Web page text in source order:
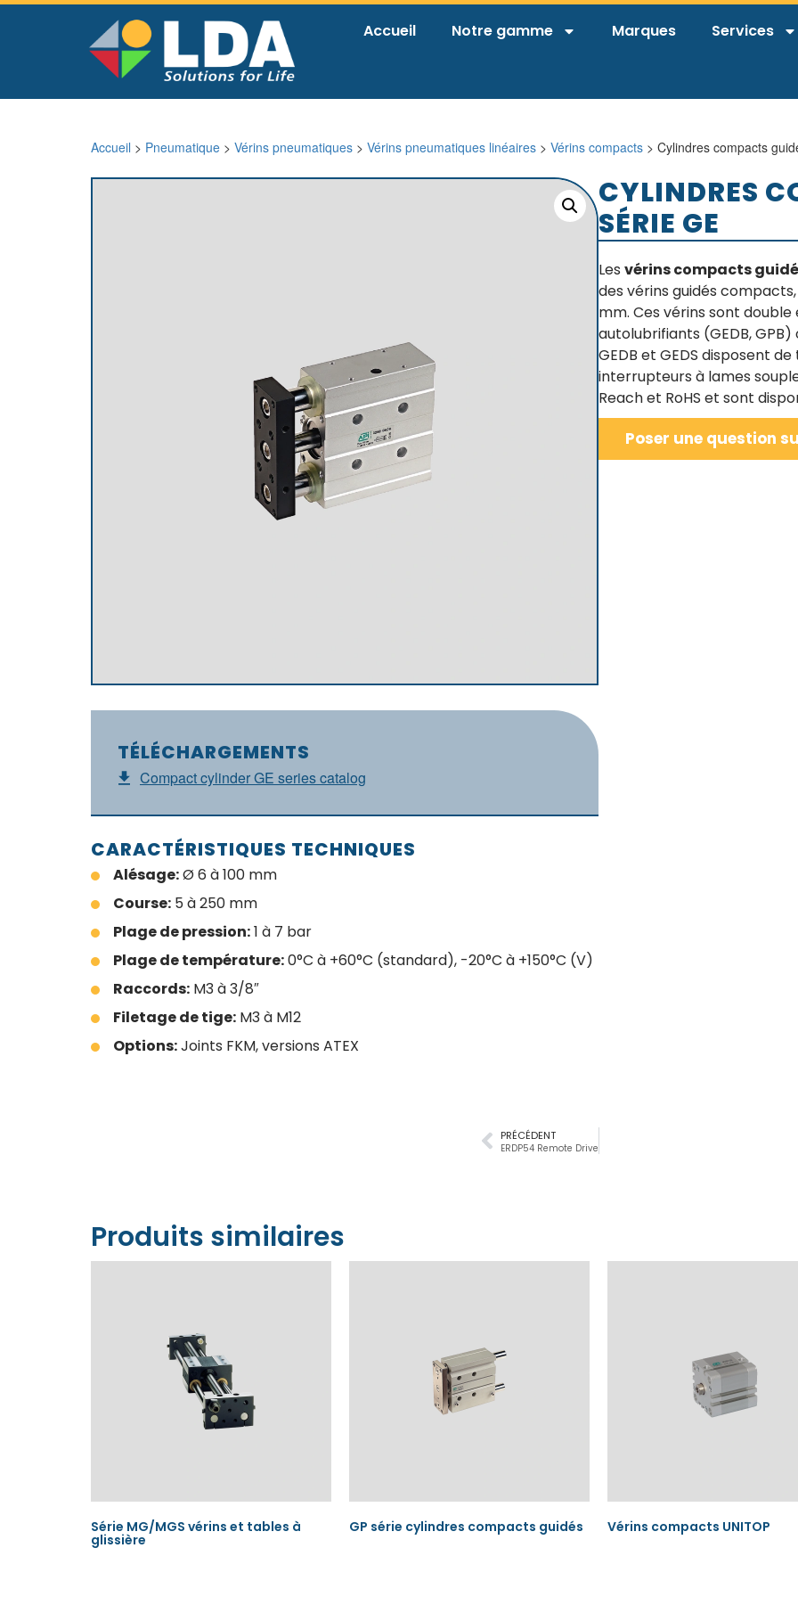
Accueil Notre gamme Marques Services
Accueil > Pneumatique > Vérins pneumatiques > Vérins pneumatiques linéaires > Vérins compacts > Cylindres compacts
TÉLÉCHARGEMENTS
Compact cylinder GE series catalog
CARACTÉRISTIQUES TECHNIQUES
Alésage:Ø 6 à 100 mm
Course: 5 à 250 mm
Plage de pression:1 à 7 bar
Plage de température:0°C à +60°C (standard), -20°C à +150°C (V)
Raccords: M3 à 3/8″
Filetage de tige: M3 à M12
Options:Joints FKM, versions ATEX
CYLINDRES
SÉRIE GE
Les vérins compacts guidés
des vérins guidés
mm. Ces vérins sont
autolubrifiants (GEDB, GPB)
GEDB et GEDS disposent
interrupteurs à lames
Reach et RoHS et sont
Poser une question
PRÉCÉDENT
ERDP54 Remote Drive
Produits similaires
Série MG/MGS vérins et tables à
glissière
GP série cylindres compacts guidés Vérins compacts UNITOP